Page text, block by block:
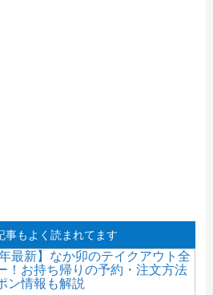
事もよく読まれてます
年最新】なか卯のテイクアウト全
！お持ち帰りの予約・注文方法
ン情報も解説